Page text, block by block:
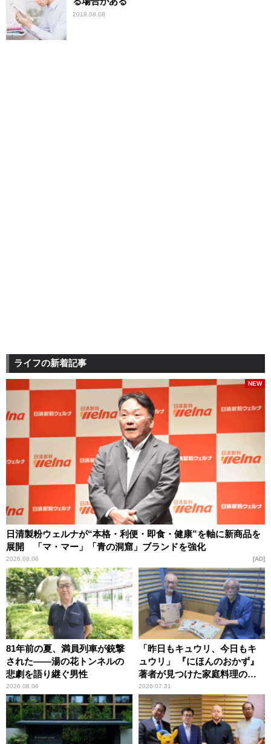
2018.08.08
ライフの新着記事
日清製粉ウェルナが“本格・利便・即食・健康”を軸に新商品を
展開 「マ・マー」「青の洞窟」ブランドを強化
2026.08.06
NEW
AD
81年前の夏、満員列車が銃撃
された――湯の花トンネルの
悲劇を語り継ぐ男性
2026.08.06
「昨日もキュウリ、今日もキ
ュウリ」 『にほんのおかず』
著者が見つけた家庭料理の知
恵
2026.07.31